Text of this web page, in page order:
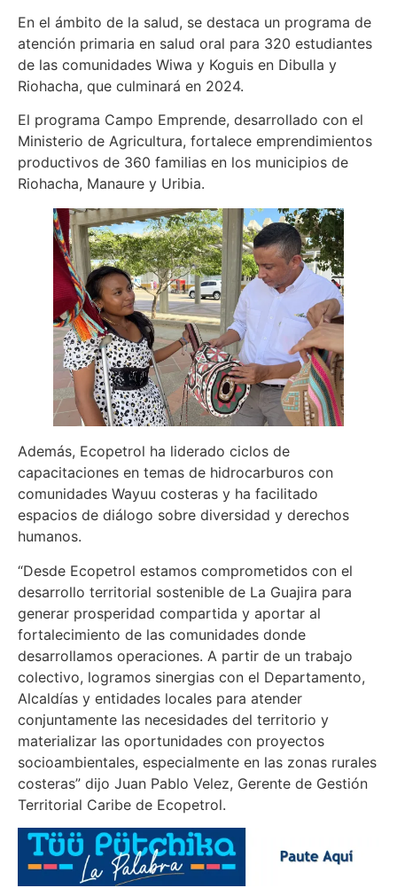
En el ámbito de la salud, se destaca un programa de
atención primaria en salud oral para 320 estudiantes
de las comunidades Wiwa y Koguis en Dibulla y
Riohacha, que culminará en 2024.
El programa Campo Emprende, desarrollado con el
Ministerio de Agricultura, fortalece emprendimientos
productivos de 360 familias en los municipios de
Riohacha, Manaure y Uribia.
Además, Ecopetrol ha liderado ciclos de
capacitaciones en temas de hidrocarburos con
comunidades Wayuu costeras y ha facilitado
espacios de diálogo sobre diversidad y derechos
humanos.
“Desde Ecopetrol estamos comprometidos con el
desarrollo territorial sostenible de La Guajira para
generar prosperidad compartida y aportar al
fortalecimiento de las comunidades donde
desarrollamos operaciones. A partir de un trabajo
colectivo, logramos sinergias con el Departamento,
Alcaldías y entidades locales para atender
conjuntamente las necesidades del territorio y
materializar las oportunidades con proyectos
socioambientales, especialmente en las zonas rurales
costeras” dijo Juan Pablo Velez, Gerente de Gestión
Territorial Caribe de Ecopetrol.